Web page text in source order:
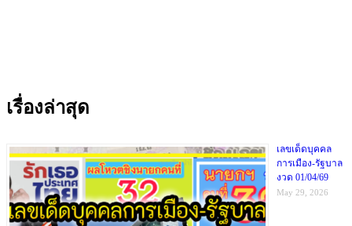
เรื่องล่าสุด
เลขเด็ดบุคคล
การเมือง-รัฐบาล
งวด 01/04/69
May 29, 2026